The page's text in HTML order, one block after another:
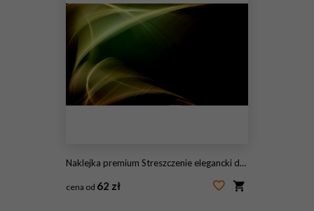
Naklejka premium Streszczenie elegancki design
cena od 62 zł